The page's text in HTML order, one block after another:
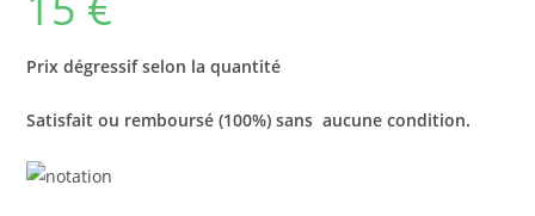
Prix dégressif selon la quantité
Satisfait ou remboursé (100%) sans aucune condition.